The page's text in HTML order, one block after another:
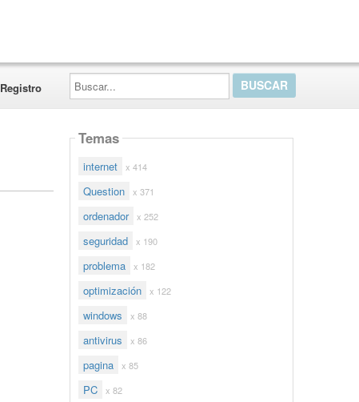
Registro
Buscar...
Temas
internet x 414
Question x 371
ordenador x 252
seguridad x 190
problema x 182
optimización x 122
windows x 88
antivirus x 86
pagina x 85
PC x 82